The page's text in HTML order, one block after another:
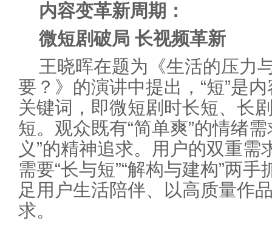
内容变革新周期：
微短剧破局 长视频革新
王晓晖在题为《生活的压力
要？》的演讲中提出，“短”是
关键词，即微短剧时长短、长
短。观众既有“简单爽”的情绪
义”的精神追求。用户的双重
需要“长与短”“解构与建构”两
足用户生活陪伴、以高质量作
求。